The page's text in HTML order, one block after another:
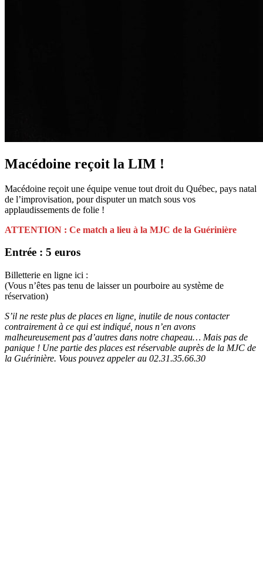
Macédoine reçoit la LIM !
Macédoine reçoit une équipe venue tout droit du Québec, pays natal
de l’improvisation, pour disputer un match sous vos
applaudissements de folie !
ATTENTION : Ce match a lieu à la MJC de la Guérinière
Entrée : 5 euros
Billetterie en ligne ici :
(Vous n’êtes pas tenu de laisser un pourboire au système de
réservation)
S’il ne reste plus de places en ligne, inutile de nous contacter
contrairement à ce qui est indiqué, nous n’en avons
malheureusement pas d’autres dans notre chapeau… Mais pas de
panique ! Une partie des places est réservable auprès de la MJC de
la Guérinière. Vous pouvez appeler au 02.31.35.66.30